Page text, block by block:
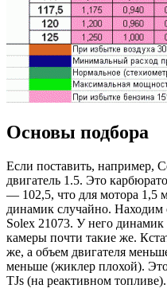
Основы подбора
Если поставить, например,
двигатель 1.5. Это
— 102,5, что для мотора 1,5
динамик случайно. Находим
Solex 21073. У него
камеры почти такие же.
же, а объем двигателя
меньше (жиклер плохой).
TJs (на реактивном